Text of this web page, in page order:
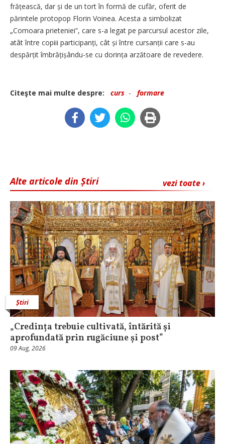
frățească, dar și de un tort în formă de cufăr, oferit de
părintele protopop Florin Voinea. Acesta a simbolizat
„Comoara prieteniei”, care s-a legat pe parcursul acestor zile,
atât între copiii participanți, cât și între cursanții care s-au
despărțit îmbrățișându-se cu dorința arzătoare de revedere.
Citeşte mai multe despre: curs - formare
vezi toate ›
Alte articole din Știri
Știri
„Credința trebuie cultivată, întărită și
aprofundată prin rugăciune și post”
09 Aug, 2026